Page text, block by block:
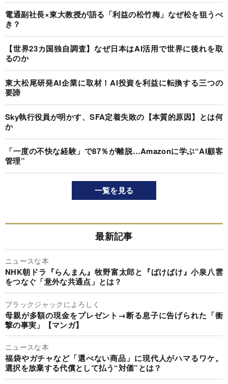
電通副社長×東大教授が語る「利益の松竹梅」なぜ松を狙うべ
き？
【世界23カ国独自調査】なぜ日本はAI活用で世界に後れを取
るのか
東大松尾研発AI企業に取材！AI投資を利益に転換する三つの
要諦
Sky執行役員が明かす、SFA定着失敗の【本質的原因】とは何
か
「一度の不快な経験」で87％が離脱…Amazonに学ぶ“AI顧客
管理”
一覧を見る
最新記事
ニュースな本
NHK朝ドラ『らんまん』牧野富太郎と『ばけばけ』小泉八雲
をつなぐ「意外な共通点」とは？
ブラックジャックによろしく
母親が多額の現金をプレゼント→断る息子に告げられた「衝
撃の事実」【マンガ】
ニュースな本
福袋やガチャなど「選べない商品」に現代人がハマるワケ。
選択を放棄する代償として払う“対価”とは？